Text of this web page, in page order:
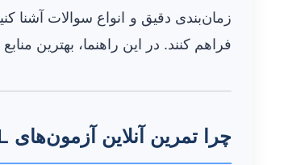
زمان‌بندی دقیق و انواع سوالات آشنا
فراهم کنند. در این راهنما، بهترین
چرا تمرین آنلاین آزمون‌های ICDL حیاتی است؟